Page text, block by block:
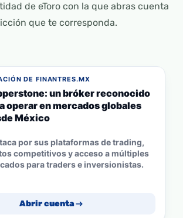
de eToro con la que abras cuenta
que te corresponda.
DE FINANTRES.MX
un bróker reconocido
operar en mercados globales
México
por sus plataformas de trading,
competitivos y acceso a múltiples
para traders e inversionistas.
Abrir cuenta